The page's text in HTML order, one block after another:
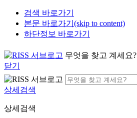
검색 바로가기
본문 바로가기(skip to content)
하단정보 바로가기
무엇을 찾고 계세요?
닫기
상세검색
상세검색